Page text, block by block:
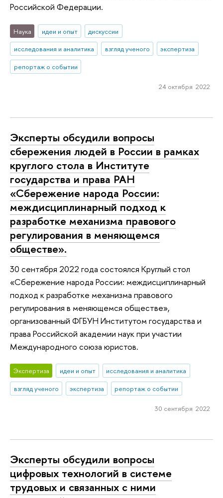
Российской Федерации.
Наука идеи и опыт
дискуссии
исследования и аналитика
взгляд ученого
экспертиза
репортаж о событии
24 октября 2022
Эксперты обсудили вопросы
сбережения людей в России в рамках
круглого стола в Институте
государства и права РАН
«Сбережение народа России:
междисциплинарный подход к
разработке механизма правового
регулирования в меняющемся
обществе».
30 сентября 2022 года состоялся Круглый стол
«Сбережение народа России: междисциплинарный
подход к разработке механизма правового
регулирования в меняющемся обществе»,
организованный ФГБУН Институтом государства и
права Российской академии наук при участии
Международного союза юристов.
Экспертиза идеи и опыт
исследования и аналитика
взгляд ученого
экспертиза репортаж о событии
30 сентября 2022
Эксперты обсудили вопросы
цифровых технологий в системе
трудовых и связанных с ними